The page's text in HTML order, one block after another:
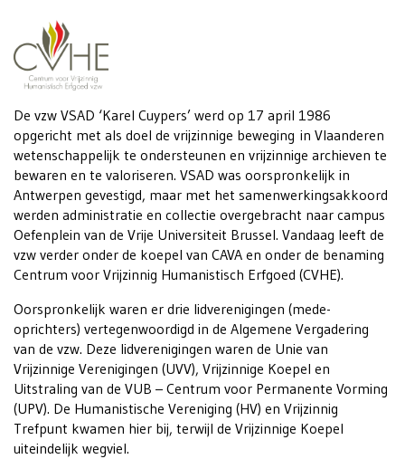
De vzw VSAD ‘Karel Cuypers’ werd op 17 april 1986
opgericht met als doel de vrijzinnige beweging in Vlaanderen
wetenschappelijk te ondersteunen en vrijzinnige archieven te
bewaren en te valoriseren. VSAD was oorspronkelijk in
Antwerpen gevestigd, maar met het samenwerkingsakkoord
werden administratie en collectie overgebracht naar campus
Oefenplein van de Vrije Universiteit Brussel. Vandaag leeft de
vzw verder onder de koepel van CAVA en onder de benaming
Centrum voor Vrijzinnig Humanistisch Erfgoed (CVHE).
Oorspronkelijk waren er drie lidverenigingen (mede-
oprichters) vertegenwoordigd in de Algemene Vergadering
van de vzw. Deze lidverenigingen waren de Unie van
Vrijzinnige Verenigingen (UVV), Vrijzinnige Koepel en
Uitstraling van de VUB – Centrum voor Permanente Vorming
(UPV). De Humanistische Vereniging (HV) en Vrijzinnig
Trefpunt kwamen hier bij, terwijl de Vrijzinnige Koepel
uiteindelijk wegviel.